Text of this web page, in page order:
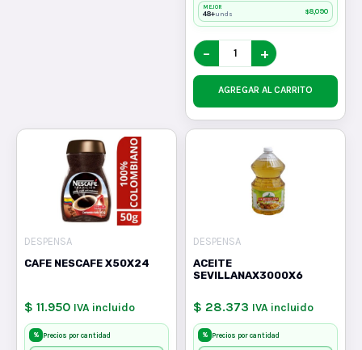
MEJOR
48+unds $8,090
− +
AGREGAR AL CARRITO
DESPENSA
CAFE NESCAFE X50X24
$ 11.950 IVA incluido
% Precios por cantidad
DESPENSA
ACEITE
SEVILLANAX3000X6
$ 28.373 IVA incluido
% Precios por cantidad